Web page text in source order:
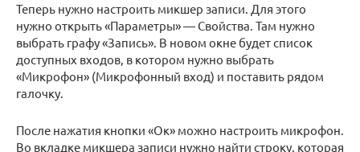
Теперь нужно настроить микшер записи. Для этого
нужно открыть «Параметры» — Свойства. Там нужно
выбрать графу «Запись». В новом окне будет список
доступных входов, в котором нужно выбрать
«Микрофон» (Микрофонный вход) и поставить рядом
галочку.
После нажатия кнопки «Ок» можно настроить микрофон.
Во вкладке микшера записи нужно найти строку, которая